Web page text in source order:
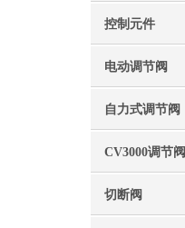
控制元件
电动调节阀
自力式调节阀
CV3000调节阀
切断阀